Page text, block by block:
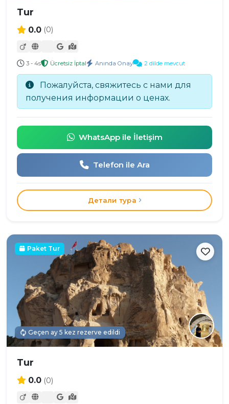
Tur
0.0 (0)
3 - 4s Ücretsiz İptal Anında Onay 2 dilde mevcut
Пожалуйста, свяжитесь с нами для
получения информации о ценах.
WhatsApp ile İletişim
Telefon ile Ara
Детали тура
Paket Tur
Geçen ay 5 kez rezerve edildi
Tur
0.0 (0)